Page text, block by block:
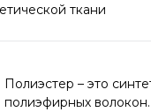
Полиэстер – это
полиэфирных